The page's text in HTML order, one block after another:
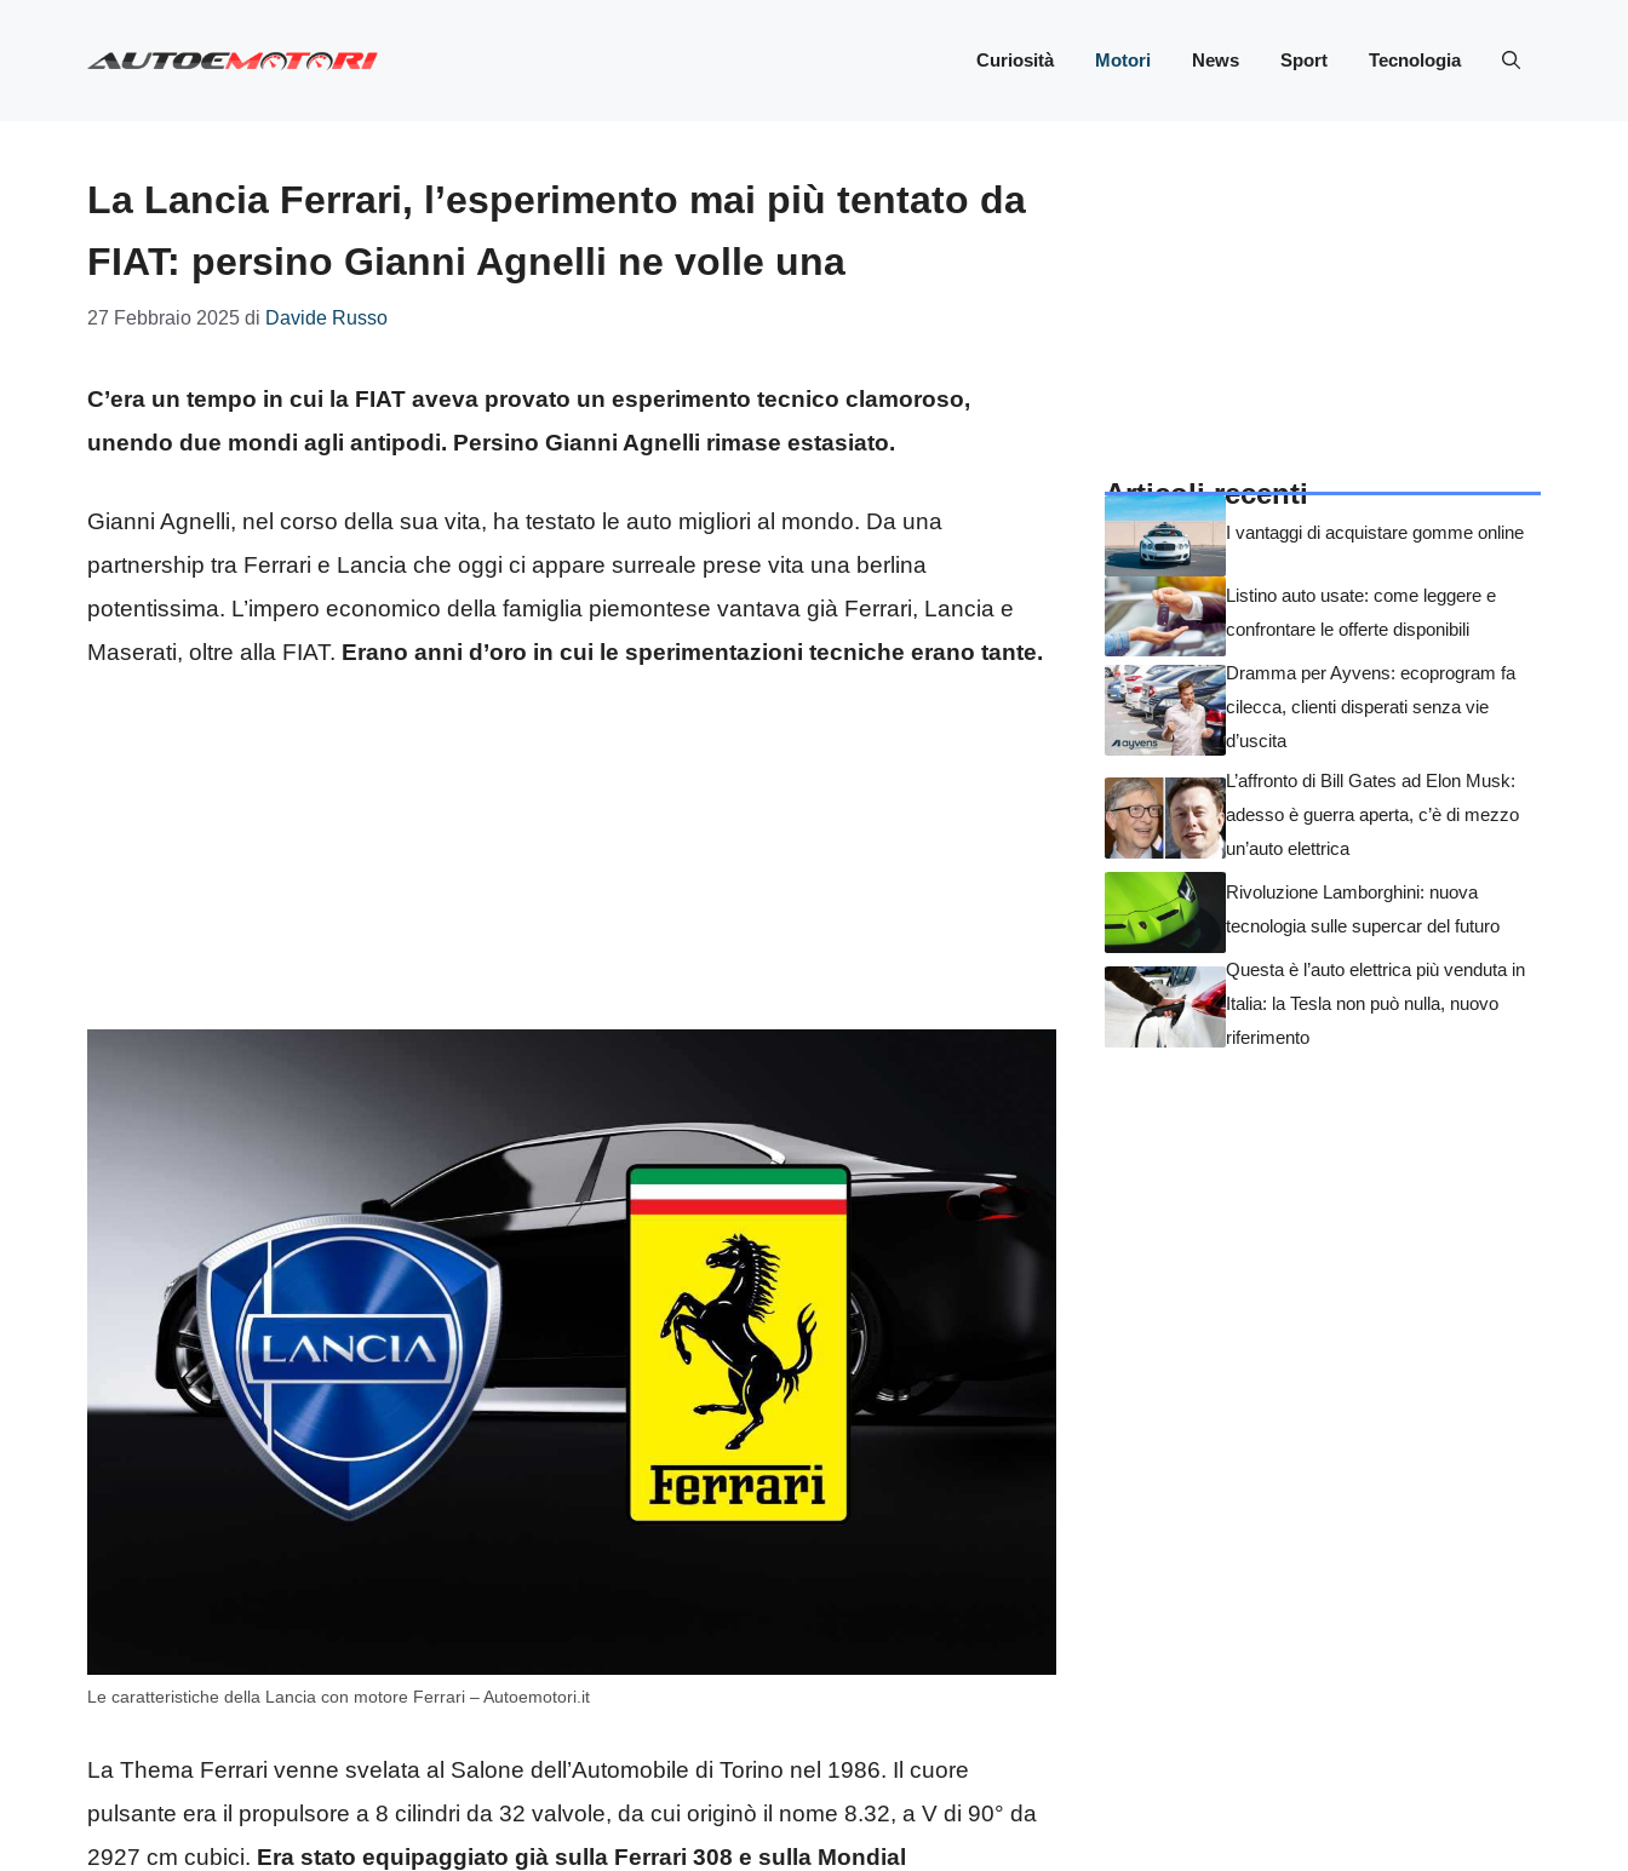
Curiosità Motori News Sport Tecnologia
La Lancia Ferrari, l’esperimento mai più tentato da
FIAT: persino Gianni Agnelli ne volle una
27 Febbraio 2025 di Davide Russo
C’era un tempo in cui la FIAT aveva provato un esperimento tecnico clamoroso,
unendo due mondi agli antipodi. Persino Gianni Agnelli rimase estasiato.
Gianni Agnelli, nel corso della sua vita, ha testato le auto migliori al mondo. Da una
partnership tra Ferrari e Lancia che oggi ci appare surreale prese vita una berlina
potentissima. L’impero economico della famiglia piemontese vantava già Ferrari, Lancia e
Maserati, oltre alla FIAT. Erano anni d’oro in cui le sperimentazioni tecniche erano tante.
Le caratteristiche della Lancia con motore Ferrari – Autoemotori.it
La Thema Ferrari venne svelata al Salone dell’Automobile di Torino nel 1986. Il cuore
pulsante era il propulsore a 8 cilindri da 32 valvole, da cui originò il nome 8.32, a V di 90° da
2927 cm cubici. Era stato equipaggiato già sulla Ferrari 308 e sulla Mondial
Articoli recenti
I vantaggi di acquistare gomme online
Listino auto usate: come leggere e
confrontare le offerte disponibili
Dramma per Ayvens: ecoprogram fa
cilecca, clienti disperati senza vie
d’uscita
L’affronto di Bill Gates ad Elon Musk:
adesso è guerra aperta, c’è di mezzo
un’auto elettrica
Rivoluzione Lamborghini: nuova
tecnologia sulle supercar del futuro
Questa è l’auto elettrica più venduta in
Italia: la Tesla non può nulla, nuovo
riferimento